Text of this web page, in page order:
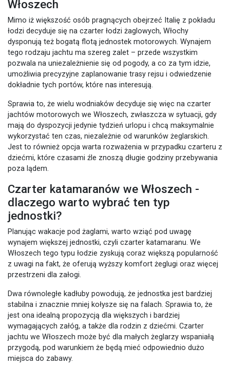
Włoszech
Mimo iż większość osób pragnących obejrzeć Italię z pokładu
łodzi decyduje się na czarter łodzi żaglowych, Włochy
dysponują też bogatą flotą jednostek motorowych. Wynajem
tego rodzaju jachtu ma szereg zalet – przede wszystkim
pozwala na uniezależnienie się od pogody, a co za tym idzie,
umożliwia precyzyjne zaplanowanie trasy rejsu i odwiedzenie
dokładnie tych portów, które nas interesują.
Sprawia to, że wielu wodniaków decyduje się więc na czarter
jachtów motorowych we Włoszech, zwłaszcza w sytuacji, gdy
mają do dyspozycji jedynie tydzień urlopu i chcą maksymalnie
wykorzystać ten czas, niezależnie od warunków żeglarskich.
Jest to również opcja warta rozważenia w przypadku czarteru z
dziećmi, które czasami źle znoszą długie godziny przebywania
poza lądem.
Czarter katamaranów we Włoszech -
dlaczego warto wybrać ten typ
jednostki?
Planując wakacje pod żaglami, warto wziąć pod uwagę
wynajem większej jednostki, czyli czarter katamaranu. We
Włoszech tego typu łodzie zyskują coraz większą popularność
z uwagi na fakt, że oferują wyższy komfort żeglugi oraz więcej
przestrzeni dla załogi.
Dwa równoległe kadłuby powodują, że jednostka jest bardziej
stabilna i znacznie mniej kołysze się na falach. Sprawia to, że
jest ona idealną propozycją dla większych i bardziej
wymagających załóg, a także dla rodzin z dziećmi. Czarter
jachtu we Włoszech może być dla małych żeglarzy wspaniałą
przygodą, pod warunkiem że będą mieć odpowiednio dużo
miejsca do zabawy.